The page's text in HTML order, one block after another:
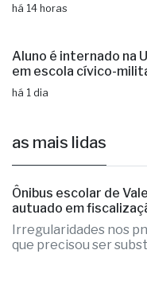
há 14 horas
Aluno é internado na
em escola cívico-
há 1 dia
as mais lidas
Ônibus escolar de
autuado em
Irregularidades nos
que precisou ser